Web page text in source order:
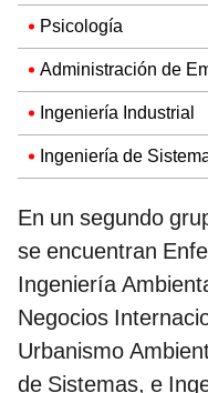
Psicología
Administración de
Ingeniería Industrial
Ingeniería de
En un segundo
se encuentran
Ingeniería
Negocios
Urbanismo
de Sistemas, e